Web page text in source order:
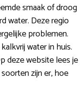
smaak of droog
water. Deze regio
problemen.
water in huis.
deze website lees je
zijn er, hoe